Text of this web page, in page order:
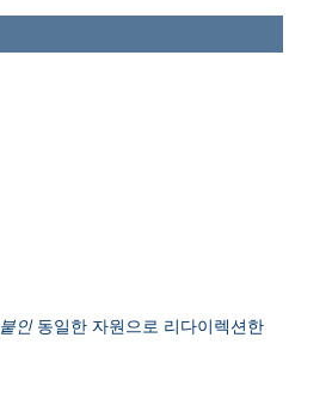
붙인동일한 자원으로 리다이렉션한